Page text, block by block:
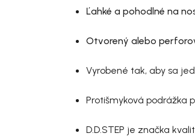
Ľahké a pohodlné na
Otvorený alebo
Vyrobené tak, aby sa
Protišmyková podrážka
D.D.STEP je značka